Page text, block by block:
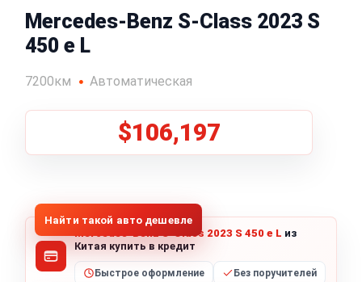
Mercedes-Benz S-Class 2023 S
450 e L
7200км Автоматическая
$106,197
Найти такой авто дешевле
Mercedes-Benz S-Class 2023 S 450 e L из
Китая купить в кредит
Быстрое оформление Без поручителей